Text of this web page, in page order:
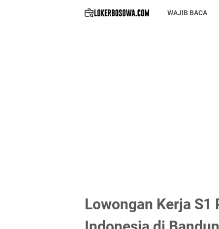
WAJIB BACA
Lowongan Kerja